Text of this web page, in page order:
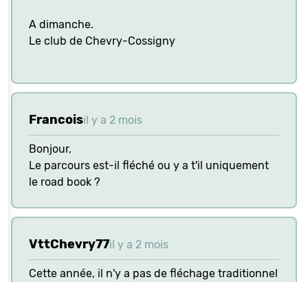
A dimanche.
Le club de Chevry-Cossigny
Francoisil y a 2 mois
Bonjour,
Le parcours est-il fléché ou y a t'il uniquement
le road book ?
VttChevry77il y a 2 mois
Cette année, il n'y a pas de fléchage traditionnel